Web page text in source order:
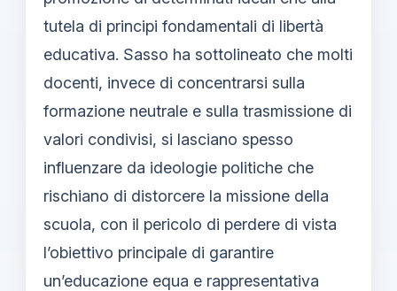
tutela di principi fondamentali di libertà
educativa. Sasso ha sottolineato che molti
docenti, invece di concentrarsi sulla
formazione neutrale e sulla trasmissione di
valori condivisi, si lasciano spesso
influenzare da ideologie politiche che
rischiano di distorcere la missione della
scuola, con il pericolo di perdere di vista
l’obiettivo principale di garantire
un’educazione equa e rappresentativa